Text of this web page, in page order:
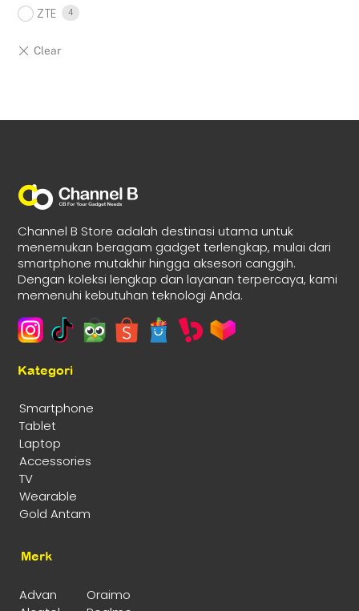
ZTE 4
Channel B Store adalah destinasi utama untuk
menemukan beragam gadget terlengkap, mulai dari
smartphone mutakhir hingga aksesori canggih.
Dengan koleksi lengkap dan layanan terpercaya, kami
memenuhi kebutuhan teknologi Anda.
Kategori
Smartphone
Tablet
Laptop
Accessories
TV
Wearable
Gold Antam
Merk
Advan
Oraimo